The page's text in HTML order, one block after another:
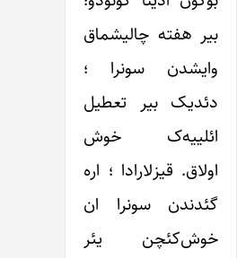
بیر هفته چالیشماق
و‌ایشدن سونرا ؛
دئدیک بیر تعطیل
ائلییه‌ک خوش
اولاق. قیزلارادا ؛ اره
گئدندن سونرا ان
خوش‌کئچن یئر